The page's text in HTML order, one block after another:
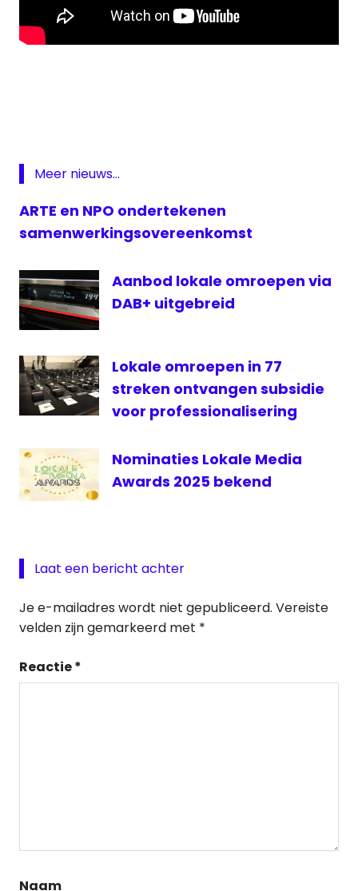
samenwerking
Meer nieuws...
ARTE en NPO ondertekenen
samenwerkingsovereenkomst
Aanbod lokale omroepen via
DAB+ uitgebreid
Lokale omroepen in 77
streken ontvangen subsidie
voor professionalisering
Nominaties Lokale Media
Awards 2025 bekend
Laat een bericht achter
Je e-mailadres wordt niet gepubliceerd. Vereiste
velden zijn gemarkeerd met *
Reactie*
Naam